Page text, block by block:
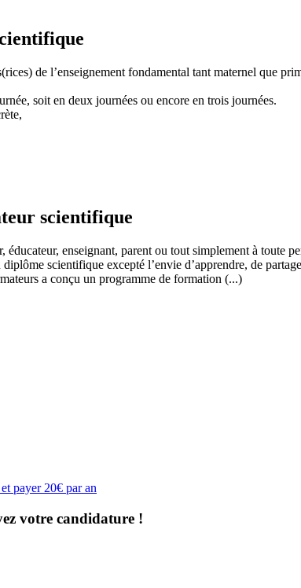
de l’enseignement fondamental tant maternel que
soit en deux journées ou encore en trois journées.
scientifique
éducateur, enseignant, parent ou tout simplement à toute
scientifique excepté l’envie d’apprendre, de
a conçu un programme de formation (...)
payer 20€ par an
votre candidature !